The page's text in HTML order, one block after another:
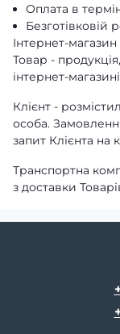
Оплата в
Безготівковій
Інтернет-
Товар -
інтернет-
Клієнт -
особа.
запит Клієнта на
Транспортна
з доставки